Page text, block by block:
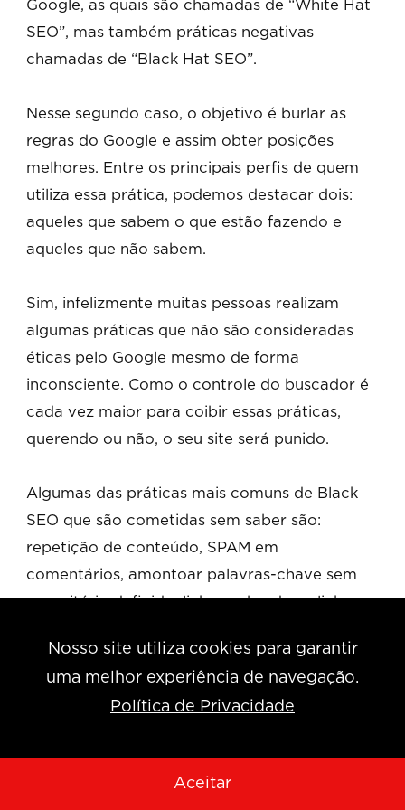
Nosso site utiliza cookies para garantir
uma melhor experiência de navegação.
Política de Privacidade
Aceitar
Google, as quais são chamadas de “White Hat
SEO”, mas também práticas negativas
chamadas de “Black Hat SEO”.
Nesse segundo caso, o objetivo é burlar as
regras do Google e assim obter posições
melhores. Entre os principais perfis de quem
utiliza essa prática, podemos destacar dois:
aqueles que sabem o que estão fazendo e
aqueles que não sabem.
Sim, infelizmente muitas pessoas realizam
algumas práticas que não são consideradas
éticas pelo Google mesmo de forma
inconsciente. Como o controle do buscador é
cada vez maior para coibir essas práticas,
querendo ou não, o seu site será punido.
Algumas das práticas mais comuns de Black
SEO que são cometidas sem saber são:
repetição de conteúdo, SPAM em
comentários, amontoar palavras-chave sem
um critério definido, links quebrados e links
E qual é a melhor forma de se proteger contra
penalizações? Essa pergunta pode ter várias
conhecer a política de funcionamento do